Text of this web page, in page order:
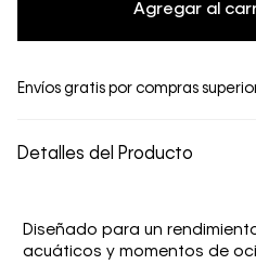
Agregar al
Envíos gratis por compras
Detalles del Producto
Diseñado para un
acuáticos y momentos de